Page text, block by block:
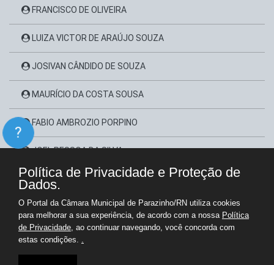
?
FRANCISCO DE OLIVEIRA
LUIZA VICTOR DE ARAÚJO SOUZA
JOSIVAN CÂNDIDO DE SOUZA
MAURÍCIO DA COSTA SOUSA
FABIO AMBROZIO PORPINO
JOEL PESSOA DA SILVA
SIMONE FIRMINO DE MELO
EDUARDO COSME DE MIRANDA
Copyright © Câmara Municipal de Parazinho - Gestão 2025-2028
Política de Privacidade e Proteção de
Dados.
O Portal da Câmara Municipal de Parazinho/RN utiliza cookies
para melhorar a sua experiência, de acordo com a nossa Política
de Privacidade, ao continuar navegando, você concorda com
estas condições. .